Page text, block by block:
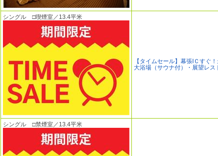
シングル □喫煙室／13.4平米
【タイムセール】幕張IＣすぐ
大浴場（サウナ付）・展望レス
シングル □禁煙室／13.4平米